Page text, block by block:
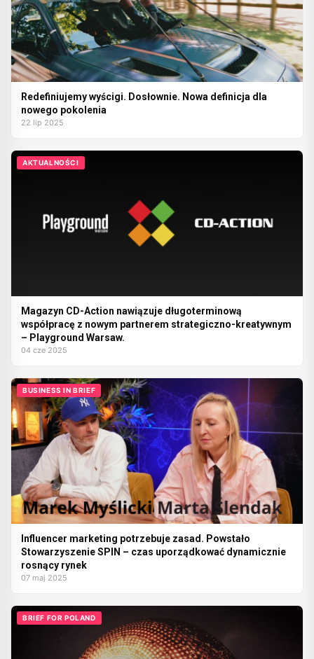
Redefiniujemy wyścigi. Dosłownie. Nowa definicja dla
nowego pokolenia
22 lip 2025
AKTUALNOŚCI
Magazyn CD-Action nawiązuje długoterminową
współpracę z nowym partnerem strategiczno-kreatywnym
– Playground Warsaw.
04 cze 2025
BUSINESS IN BRIEF
Influencer marketing potrzebuje zasad. Powstało
Stowarzyszenie SPIN – czas uporządkować dynamicznie
rosnący rynek
07 maj 2025
BRIEF FOR POLAND